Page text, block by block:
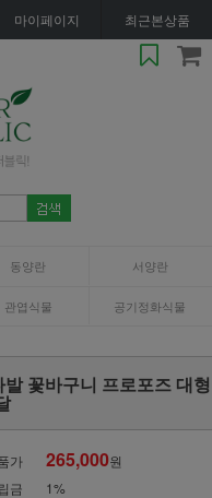
마이페이지 최근본상품
동양란 서양란
관엽식물 공기정화식물
꽃바구니 프로포즈 대형
가 265,000원
금
1%